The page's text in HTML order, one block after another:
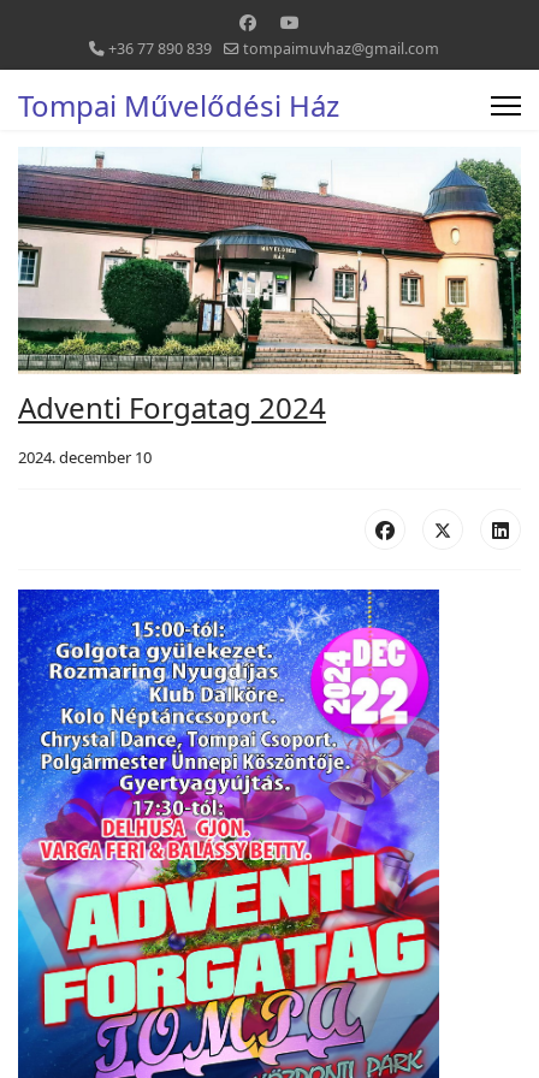
+36 77 890 839 tompaimuvhaz@gmail.com
Tompai Művelődési Ház
Adventi Forgatag 2024
2024. december 10